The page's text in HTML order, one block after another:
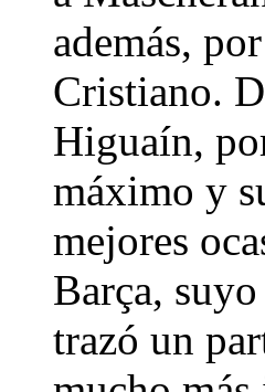
además,
Cristiano.
Higuaín,
máximo y
mejores
Barça,
trazó un